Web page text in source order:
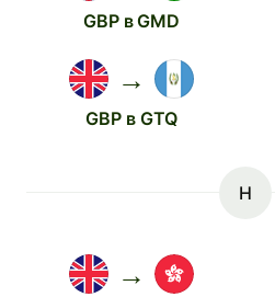
GBP в GMD
→
GBP в GTQ
H
→